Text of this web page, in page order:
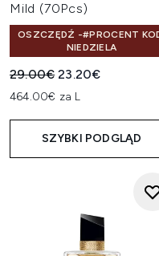
Mild (70Pcs)
OSZCZĘDŹ -#PROCENT
NIEDZIELA
Sugerowana cena
29.00€Aktualna cena:
23.20€
464.00€ za L
SZYBKI PODGLĄD